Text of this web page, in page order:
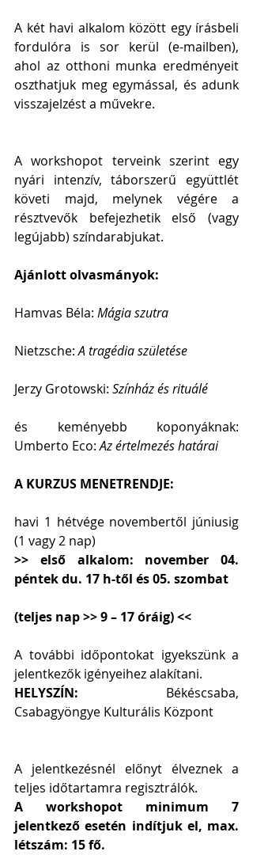
A két havi alkalom között egy írásbeli
fordulóra is sor kerül (e-mailben),
ahol az otthoni munka eredményeit
oszthatjuk meg egymással, és adunk
visszajelzést a művekre.
A workshopot terveink szerint egy
nyári intenzív, táborszerű együttlét
követi majd, melynek végére a
résztvevők befejezhetik első (vagy
legújabb) színdarabjukat.
Ajánlott olvasmányok:
Hamvas Béla: Mágia szutra
Nietzsche: A tragédia születése
Jerzy Grotowski: Színház és rituálé
és keményebb koponyáknak:
Umberto Eco: Az értelmezés határai
A KURZUS MENETRENDJE:
havi 1 hétvége novembertől júniusig
(1 vagy 2 nap)
>> első alkalom: november 04.
péntek du. 17 h-től és 05. szombat
(teljes nap >> 9 – 17 óráig) <<
A további időpontokat igyekszünk a
jelentkezők igényeihez alakítani.
HELYSZÍN: Békéscsaba,
Csabagyöngye Kulturális Központ
A jelentkezésnél előnyt élveznek a
teljes időtartamra regisztrálók.
A workshopot minimum 7
jelentkező esetén indítjuk el, max.
létszám: 15 fő.